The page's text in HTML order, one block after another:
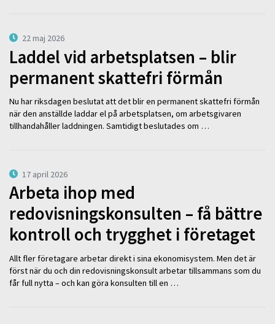
22 maj 2026
Laddel vid arbetsplatsen – blir
permanent skattefri förmån
Nu har riksdagen beslutat att det blir en permanent skattefri förmån
när den anställde laddar el på arbetsplatsen, om arbetsgivaren
tillhandahåller laddningen. Samtidigt beslutades om …
17 april 2026
Arbeta ihop med
redovisningskonsulten – få bättre
kontroll och trygghet i företaget
Allt fler företagare arbetar direkt i sina ekonomisystem. Men det är
först när du och din redovisningskonsult arbetar tillsammans som du
får full nytta – och kan göra konsulten till en …